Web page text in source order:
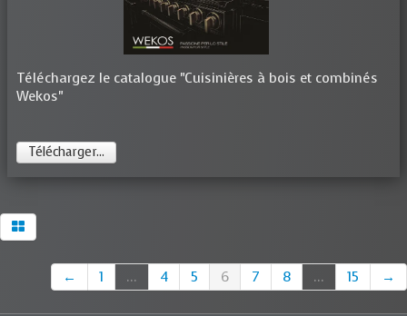
Téléchargez le catalogue "Cuisinières à bois et combinés
Wekos"
Télécharger...
← 1 ... 4 5 6 7 8 ... 15 →